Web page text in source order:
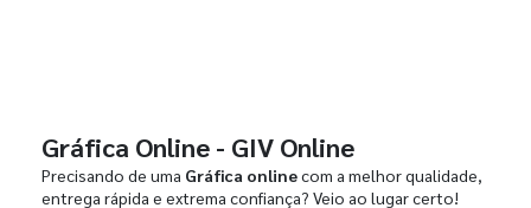
Gráfica Online - GIV Online
Precisando de uma Gráfica onlinecom a melhor qualidade,
entrega rápida e extrema confiança? Veio ao lugar certo!